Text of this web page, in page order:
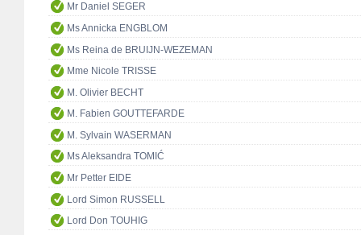
Mr Daniel SEGER
Ms Annicka ENGBLOM
Ms Reina de BRUIJN-WEZEMAN
Mme Nicole TRISSE
M. Olivier BECHT
M. Fabien GOUTTEFARDE
M. Sylvain WASERMAN
Ms Aleksandra TOMIĆ
Mr Petter EIDE
Lord Simon RUSSELL
Lord Don TOUHIG